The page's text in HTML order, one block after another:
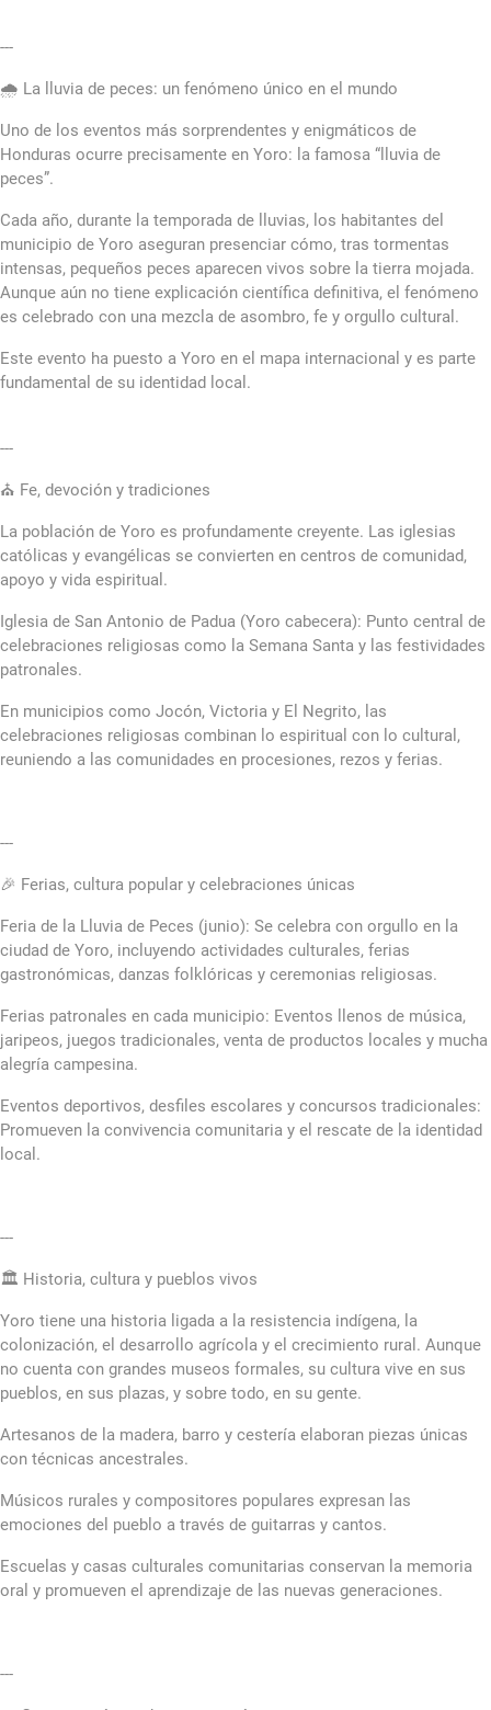
---
🌧️ La lluvia de peces: un fenómeno único en el mundo
Uno de los eventos más sorprendentes y enigmáticos de
Honduras ocurre precisamente en Yoro: la famosa “lluvia de
peces”.
Cada año, durante la temporada de lluvias, los habitantes del
municipio de Yoro aseguran presenciar cómo, tras tormentas
intensas, pequeños peces aparecen vivos sobre la tierra mojada.
Aunque aún no tiene explicación científica definitiva, el fenómeno
es celebrado con una mezcla de asombro, fe y orgullo cultural.
Este evento ha puesto a Yoro en el mapa internacional y es parte
fundamental de su identidad local.
---
⛪ Fe, devoción y tradiciones
La población de Yoro es profundamente creyente. Las iglesias
católicas y evangélicas se convierten en centros de comunidad,
apoyo y vida espiritual.
Iglesia de San Antonio de Padua (Yoro cabecera): Punto central de
celebraciones religiosas como la Semana Santa y las festividades
patronales.
En municipios como Jocón, Victoria y El Negrito, las
celebraciones religiosas combinan lo espiritual con lo cultural,
reuniendo a las comunidades en procesiones, rezos y ferias.
---
🎉 Ferias, cultura popular y celebraciones únicas
Feria de la Lluvia de Peces (junio): Se celebra con orgullo en la
ciudad de Yoro, incluyendo actividades culturales, ferias
gastronómicas, danzas folklóricas y ceremonias religiosas.
Ferias patronales en cada municipio: Eventos llenos de música,
jaripeos, juegos tradicionales, venta de productos locales y mucha
alegría campesina.
Eventos deportivos, desfiles escolares y concursos tradicionales:
Promueven la convivencia comunitaria y el rescate de la identidad
local.
---
🏛️ Historia, cultura y pueblos vivos
Yoro tiene una historia ligada a la resistencia indígena, la
colonización, el desarrollo agrícola y el crecimiento rural. Aunque
no cuenta con grandes museos formales, su cultura vive en sus
pueblos, en sus plazas, y sobre todo, en su gente.
Artesanos de la madera, barro y cestería elaboran piezas únicas
con técnicas ancestrales.
Músicos rurales y compositores populares expresan las
emociones del pueblo a través de guitarras y cantos.
Escuelas y casas culturales comunitarias conservan la memoria
oral y promueven el aprendizaje de las nuevas generaciones.
---